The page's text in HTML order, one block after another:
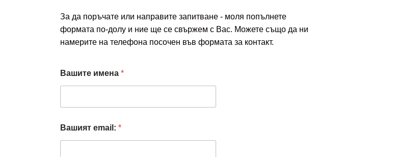
За да поръчате или направите запитване - моля попълнете
формата по-долу и ние ще се свържем с Вас. Можете също да ни
намерите на телефона посочен във формата за контакт.
m
a
В
а
ш
Вашите имена *
Вашият email: *